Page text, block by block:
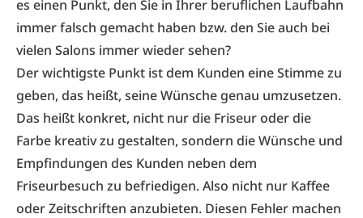
es einen Punkt, den Sie in Ihrer beruflichen Laufbahn
immer falsch gemacht haben bzw. den Sie auch bei
vielen Salons immer wieder sehen?
Der wichtigste Punkt ist dem Kunden eine Stimme zu
geben, das heißt, seine Wünsche genau umzusetzen.
Das heißt konkret, nicht nur die Friseur oder die
Farbe kreativ zu gestalten, sondern die Wünsche und
Empfindungen des Kunden neben dem
Friseurbesuch zu befriedigen. Also nicht nur Kaffee
oder Zeitschriften anzubieten. Diesen Fehler machen